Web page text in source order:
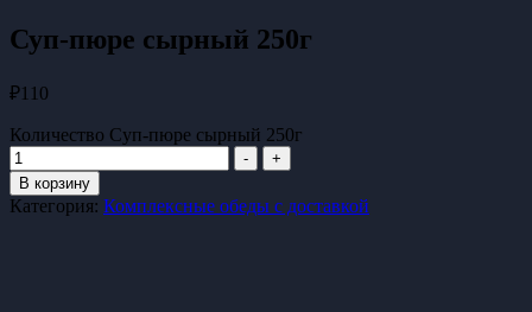
Суп-пюре сырный 250г
₽110
Количество Суп-пюре сырный 250г
-
+
В корзину
Категория: Комплексные обеды с доставкой